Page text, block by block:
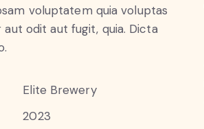
voluptatem quia voluptas
odit aut fugit, quia. Dicta
Elite Brewery
2023